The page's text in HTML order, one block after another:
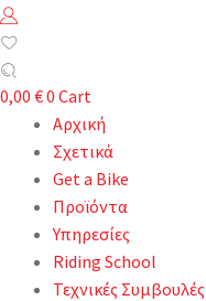
0,00 €0 Cart
Αρχική
Σχετικά
Get a Bike
Προϊόντα
Υπηρεσίες
Riding School
Τεχνικές Συμβουλές